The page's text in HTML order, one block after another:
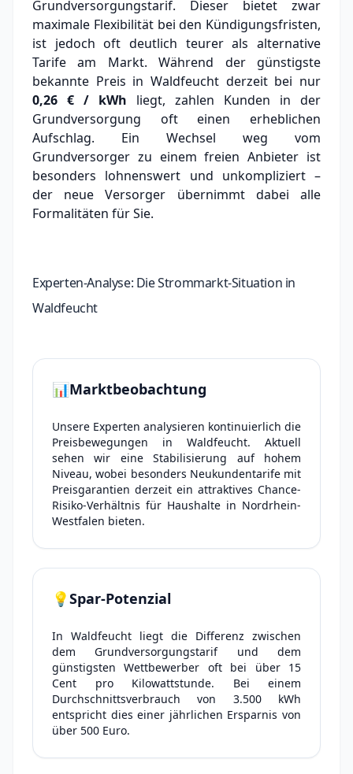
Grundversorgungstarif. Dieser bietet zwar
maximale Flexibilität bei den Kündigungsfristen,
ist jedoch oft deutlich teurer als alternative
Tarife am Markt.Während der günstigste
bekannte Preis in Waldfeucht derzeit bei nur
0,26 € / kWh liegt, zahlen Kunden in der
Grundversorgung oft einen erheblichen
Aufschlag. Ein Wechsel weg vom
Grundversorger zu einem freien Anbieter ist
besonders lohnenswert und unkompliziert –
der neue Versorger übernimmt dabei alle
Formalitäten für Sie.
Experten-Analyse: Die Strommarkt-Situation in
Waldfeucht
📊Marktbeobachtung
Unsere Experten analysieren kontinuierlich die
Preisbewegungen in Waldfeucht. Aktuell
sehen wir eine Stabilisierung auf hohem
Niveau, wobei besonders Neukundentarife mit
Preisgarantien derzeit ein attraktives Chance-
Risiko-Verhältnis für Haushalte in Nordrhein-
Westfalen bieten.
💡Spar-Potenzial
In Waldfeucht liegt die Differenz zwischen
dem Grundversorgungstarif und dem
günstigsten Wettbewerber oft bei über 15
Cent pro Kilowattstunde. Bei einem
Durchschnittsverbrauch von 3.500 kWh
entspricht dies einer jährlichen Ersparnis von
über 500 Euro.